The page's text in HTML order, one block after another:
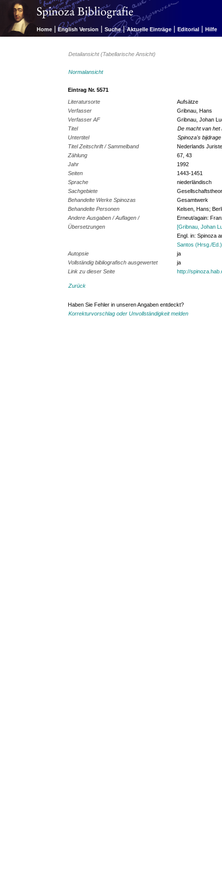
Home | English Version | Suche | Aktuelle Einträge | Editorial | Hilfe
Detailansicht (Tabellarische Ansicht)
Normalansicht
Eintrag Nr. 5571
Literatursorte
Aufsätze
Verfasser
Gribnau, Hans
Verfasser AF
Gribnau, Johan
Titel
De macht van het
Untertitel
Spinoza's
Titel Zeitschrift / Sammelband
Nederlands
Zählung
67, 43
Jahr
1992
Seiten
1443-1451
Sprache
niederländisch
Sachgebiete
Behandelte Werke Spinozas
Gesamtwerk
Behandelte Personen
Kelsen, Hans;
Andere Ausgaben / Auflagen /
Übersetzungen
Erneut/again:
[Gribnau, Johan
Engl. in: Spinoza
Santos (Hrsg./
Autopsie
ja
Vollständig bibliografisch ausgewertet
ja
Link zu dieser Seite
http://
Zurück
Haben Sie Fehler in unseren Angaben entdeckt?
Korrekturvorschlag oder Unvollständigkeit melden